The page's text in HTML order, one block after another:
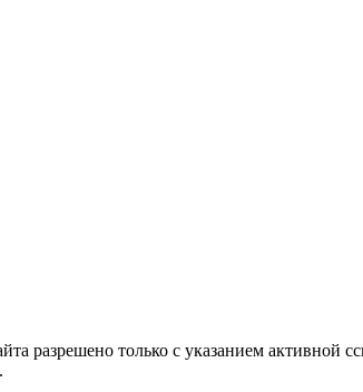
разрешено только с указанием активной